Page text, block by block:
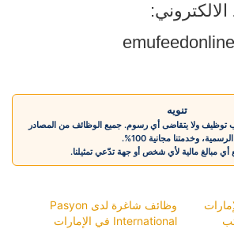
الالكتروني:
تنويه
توظيف ولا يتقاضى أي رسوم. جميع الوظائف من المصادر
الرسمية، وخدمتنا مجانية 100%.
مبالغ مالية لأي شخص أو جهة تدّعي تمثيلنا.
وظائف شاغرة لدى Pasyon
International في الإمارات